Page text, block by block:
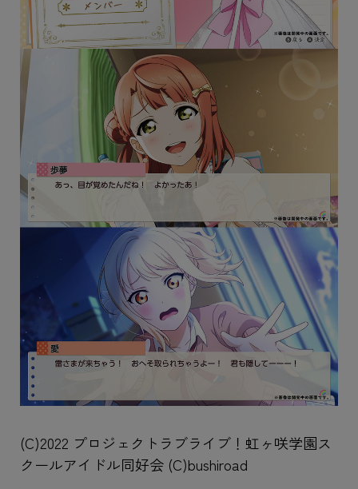
(C)2022 プロジェクトラブライブ！虹ヶ咲学園ス
クールアイドル同好会 (C)bushiroad